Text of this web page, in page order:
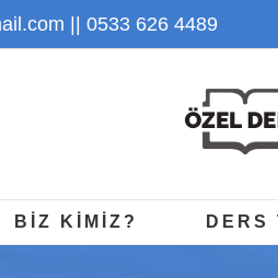
|| 0533 626 4489
BİZ KİMİZ? DERS